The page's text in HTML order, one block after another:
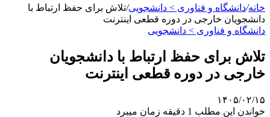
خانه/دانشگاه و فناوری > دانشجویی/تلاش برای حفظ ارتباط با
دانشجویان خارجی در دوره قطعی اینترنت
دانشگاه و فناوری > دانشجویی
تلاش برای حفظ ارتباط با دانشجویان
خارجی در دوره قطعی اینترنت
۱۴۰۵/۰۲/۱۵
خواندن این مطلب 1 دقیقه زمان میبرد